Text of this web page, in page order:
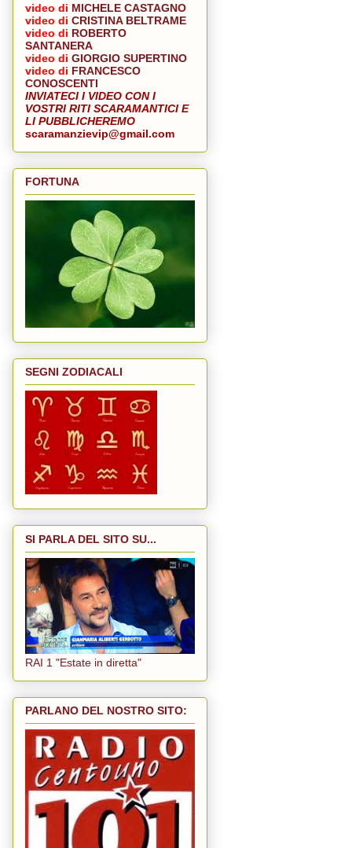
video di MICHELE CASTAGNO
video di CRISTINA BELTRAME
video di ROBERTO
SANTANERA
video di GIORGIO SUPERTINO
video di FRANCESCO
CONOSCENTI
INVIATECI I VIDEO CON I
VOSTRI RITI SCARAMANTICI E
LI PUBBLICHEREMO
scaramanzievip@gmail.com
FORTUNA
SEGNI ZODIACALI
SI PARLA DEL SITO SU...
RAI 1 "Estate in diretta"
PARLANO DEL NOSTRO SITO: